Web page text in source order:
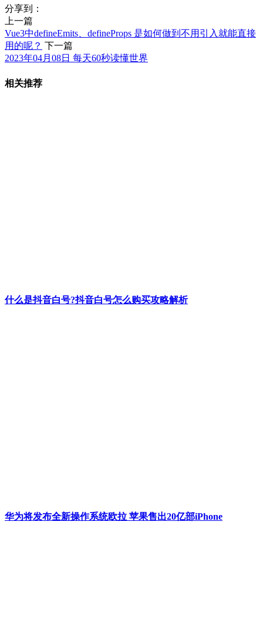
分享到：
上一篇
Vue3中defineEmits、defineProps 是如何做到不用引入就能直接
用的呢？ 下一篇
2023年04月08日 每天60秒读懂世界
相关推荐
什么是抖音白号?抖音白号怎么购买攻略解析
华为将发布全新操作系统欧拉 苹果售出20亿部iPhone